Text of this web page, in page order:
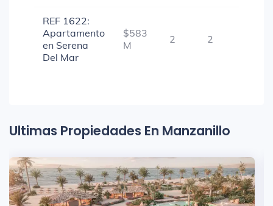
REF 1622:
Apartamento
en Serena
Del Mar
$583
M
2 2
Ultimas Propiedades En Manzanillo